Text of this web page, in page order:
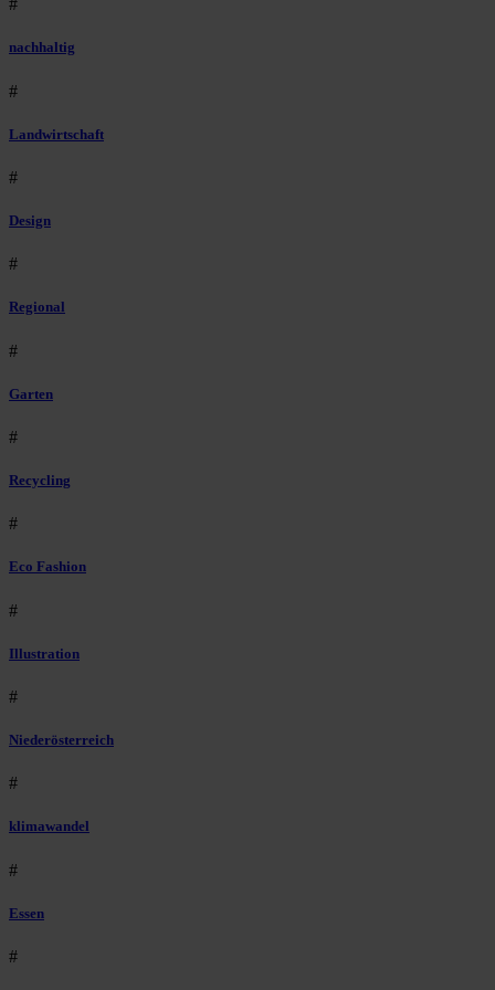
#
nachhaltig
#
Landwirtschaft
#
Design
#
Regional
#
Garten
#
Recycling
#
Eco Fashion
#
Illustration
#
Niederösterreich
#
klimawandel
#
Essen
#